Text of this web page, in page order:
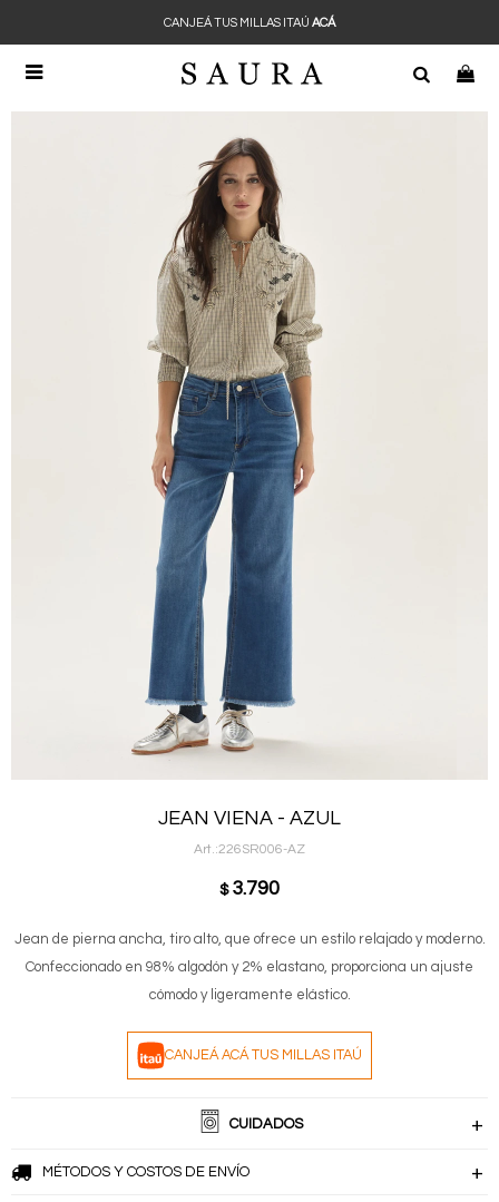

CANJEÁ TUS MILLAS ITAÚ ACÁ
JEAN VIENA - AZUL
226SR006-AZ
$ 3.790
Jean de pierna ancha, tiro alto, que ofrece un estilo relajado y moderno.
Confeccionado en 98% algodón y 2% elastano, proporciona un ajuste
cómodo y ligeramente elástico.
CANJEÁ ACÁ TUS MILLAS ITAÚ
CUIDADOS
MÉTODOS Y COSTOS DE ENVÍO